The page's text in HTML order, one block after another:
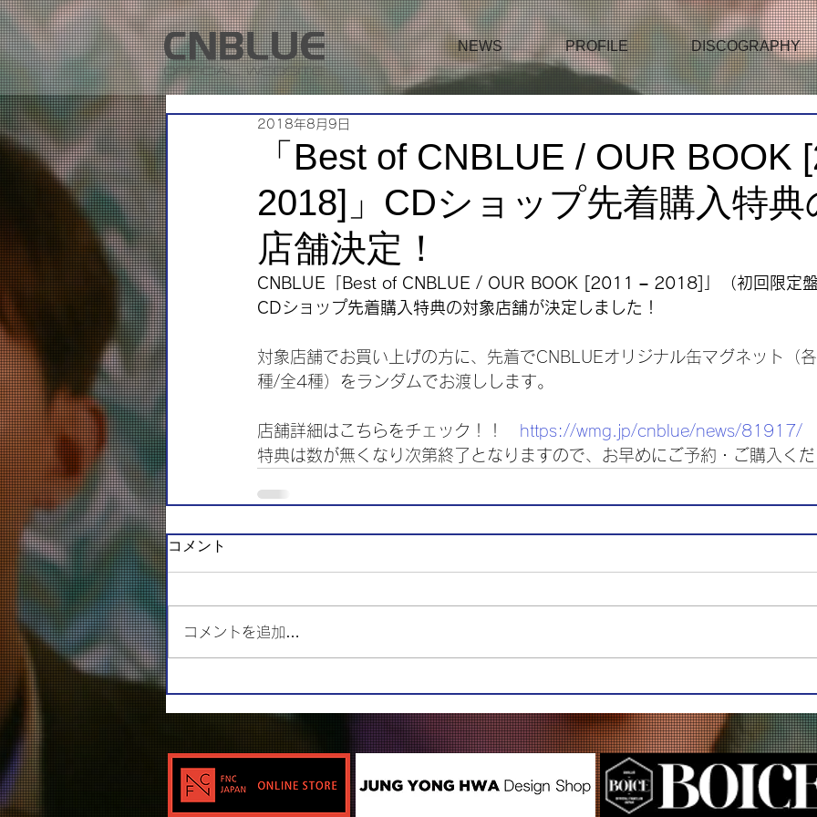
NEWS PROFILE DISCOGRAPHY
「Best of CNBLUE / OUR BOOK
2018]」CDショップ先着購入特典
店舗決定！
2018年8月9日
CNBLUE「Best of CNBLUE / OUR BOOK [2011 – 2018]」（初回限定
CDショップ先着購入特典の対象店舗が決定しました！
対象店舗でお買い上げの方に、先着でCNBLUEオリジナル缶マグネット（
種/全4種）をランダムでお渡しします。
店舗詳細はこちらをチェック！！
https://wmg.jp/cnblue/news/81917/
特典は数が無くなり次第終了となりますので、お早めにご予約・ご購入く
コメント
コメントを追加…